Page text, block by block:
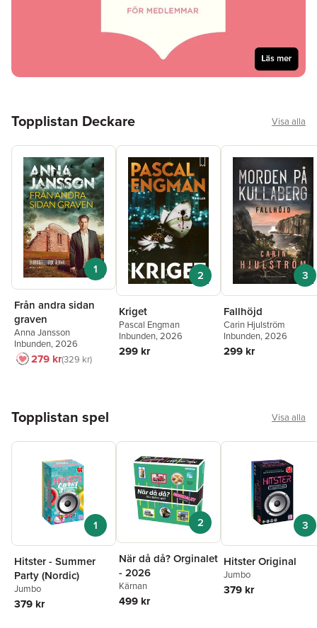
Topplistan Deckare Visa alla
1
Från andra sidan
graven
Anna Jansson
Inbunden, 2026
279 kr329 kr
2
Kriget
Pascal Engman
Inbunden, 2026
299 kr
3
Fallhöjd
Carin Hjulström
Inbunden, 2026
299 kr
Topplistan spel Visa alla
1
Hitster - Summer
Party (Nordic)
Jumbo
379 kr
2
När då då? Orginalet
- 2026
Kärnan
499 kr
3
Hitster Original
Jumbo
379 kr